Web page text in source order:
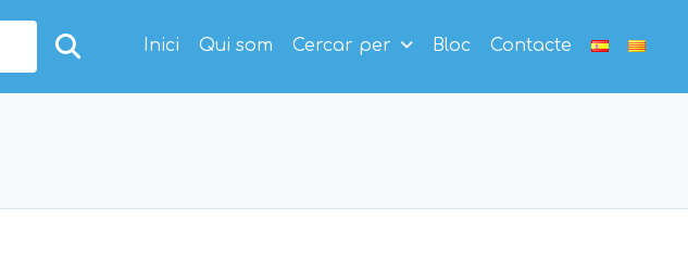
Inici Qui som Cercar per Bloc Contacte